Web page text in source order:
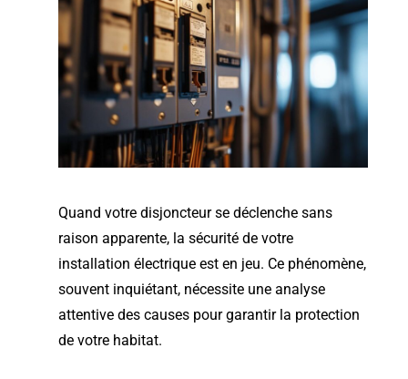
Quand votre disjoncteur se déclenche sans
raison apparente, la sécurité de votre
installation électrique est en jeu. Ce phénomène,
souvent inquiétant, nécessite une analyse
attentive des causes pour garantir la protection
de votre habitat.